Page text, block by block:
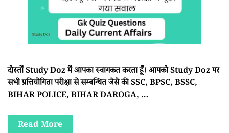
दोस्तों Study Doz में आपका स्वागकत करता हूँ। आपको Study Doz पर
सभी प्रत्तियोगिता परीक्षा से सम्बन्धित जैसे की SSC, BPSC, BSSC,
BIHAR POLICE, BIHAR DAROGA, …
Read More